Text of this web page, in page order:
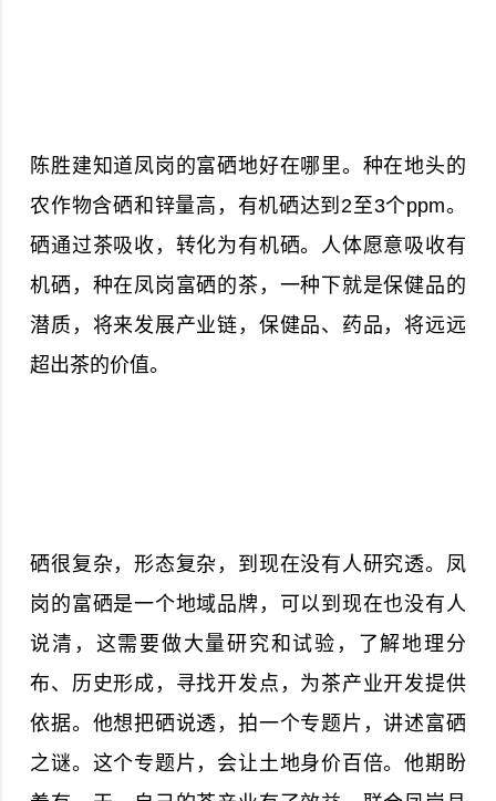
陈胜建知道凤岗的富硒地好在哪里。种在地头的
农作物含硒和锌量高，有机硒达到2至3个ppm。
硒通过茶吸收，转化为有机硒。人体愿意吸收有
机硒，种在凤岗富硒的茶，一种下就是保健品的
潜质，将来发展产业链，保健品、药品，将远远
超出茶的价值。
硒很复杂，形态复杂，到现在没有人研究透。凤
岗的富硒是一个地域品牌，可以到现在也没有人
说清，这需要做大量研究和试验，了解地理分
布、历史形成，寻找开发点，为茶产业开发提供
依据。他想把硒说透，拍一个专题片，讲述富硒
之谜。这个专题片，会让土地身价百倍。他期盼